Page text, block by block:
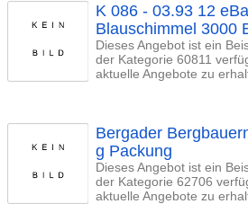
K 086 - 03.93 12
Blauschimmel 3000
Dieses Angebot ist ein
der Kategorie 60811
aktuelle Angebote zu
Bergader
g Packung
Dieses Angebot ist ein
der Kategorie 62706
aktuelle Angebote zu